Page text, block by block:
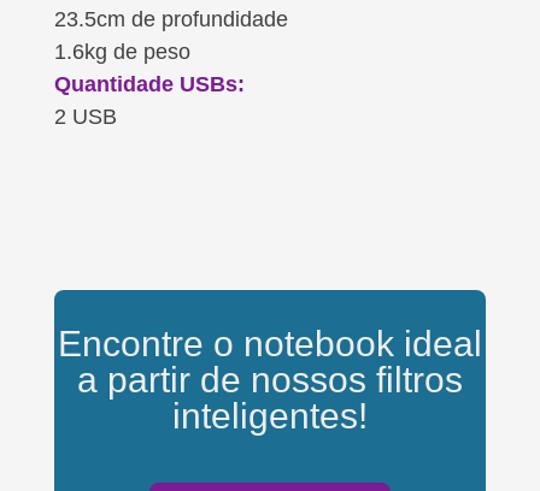
23.5cm de profundidade
1.6kg de peso
Quantidade USBs:
2 USB
Encontre o notebook ideal
a partir de nossos filtros
inteligentes!